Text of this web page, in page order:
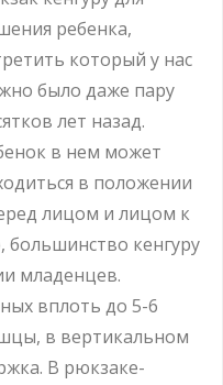
ребенка,
который у нас
было даже пару
лет назад.
в нем может
в положении
лицом и лицом к
кенгуру
младенцев.
вплоть до 5-6
в вертикальном
В рюкзаке-